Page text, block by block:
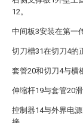
12。
中间板3安装在第一
切刀槽31在切刀4的
套管20和切刀4与横
伸缩杆19与套管20
控制器14与外界电